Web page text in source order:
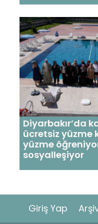
Diyarbakır’da
ücretsiz yüzme
yüzme
sosyalleşiyor
Giriş Yap